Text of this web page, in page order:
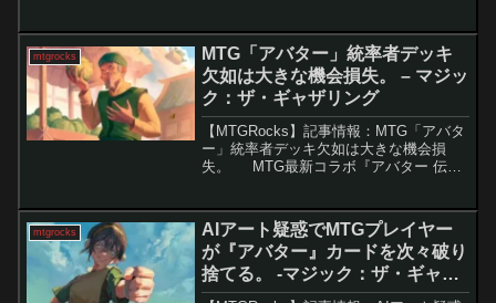
されました。このセットは、2025年最初
のMTG製...
mtgrocks
MTG「アバター」統率者デッキ
欠如は大きな機会損失。 – マジッ
ク：ザ・ギャザリング
【MTGRocks】記事情報：MTG「アバタ
ー」統率者デッキ欠如は大きな機会損
失。 MTG最新コラボ『アバター 伝説
待していた統率者デッキの収録がないこ
とが判明...
mtgrocks
AIアート疑惑でMTGプレイヤー
が『アバター』カードを次々破り
捨てる。 -マジック：ザ・ギャザ
リング